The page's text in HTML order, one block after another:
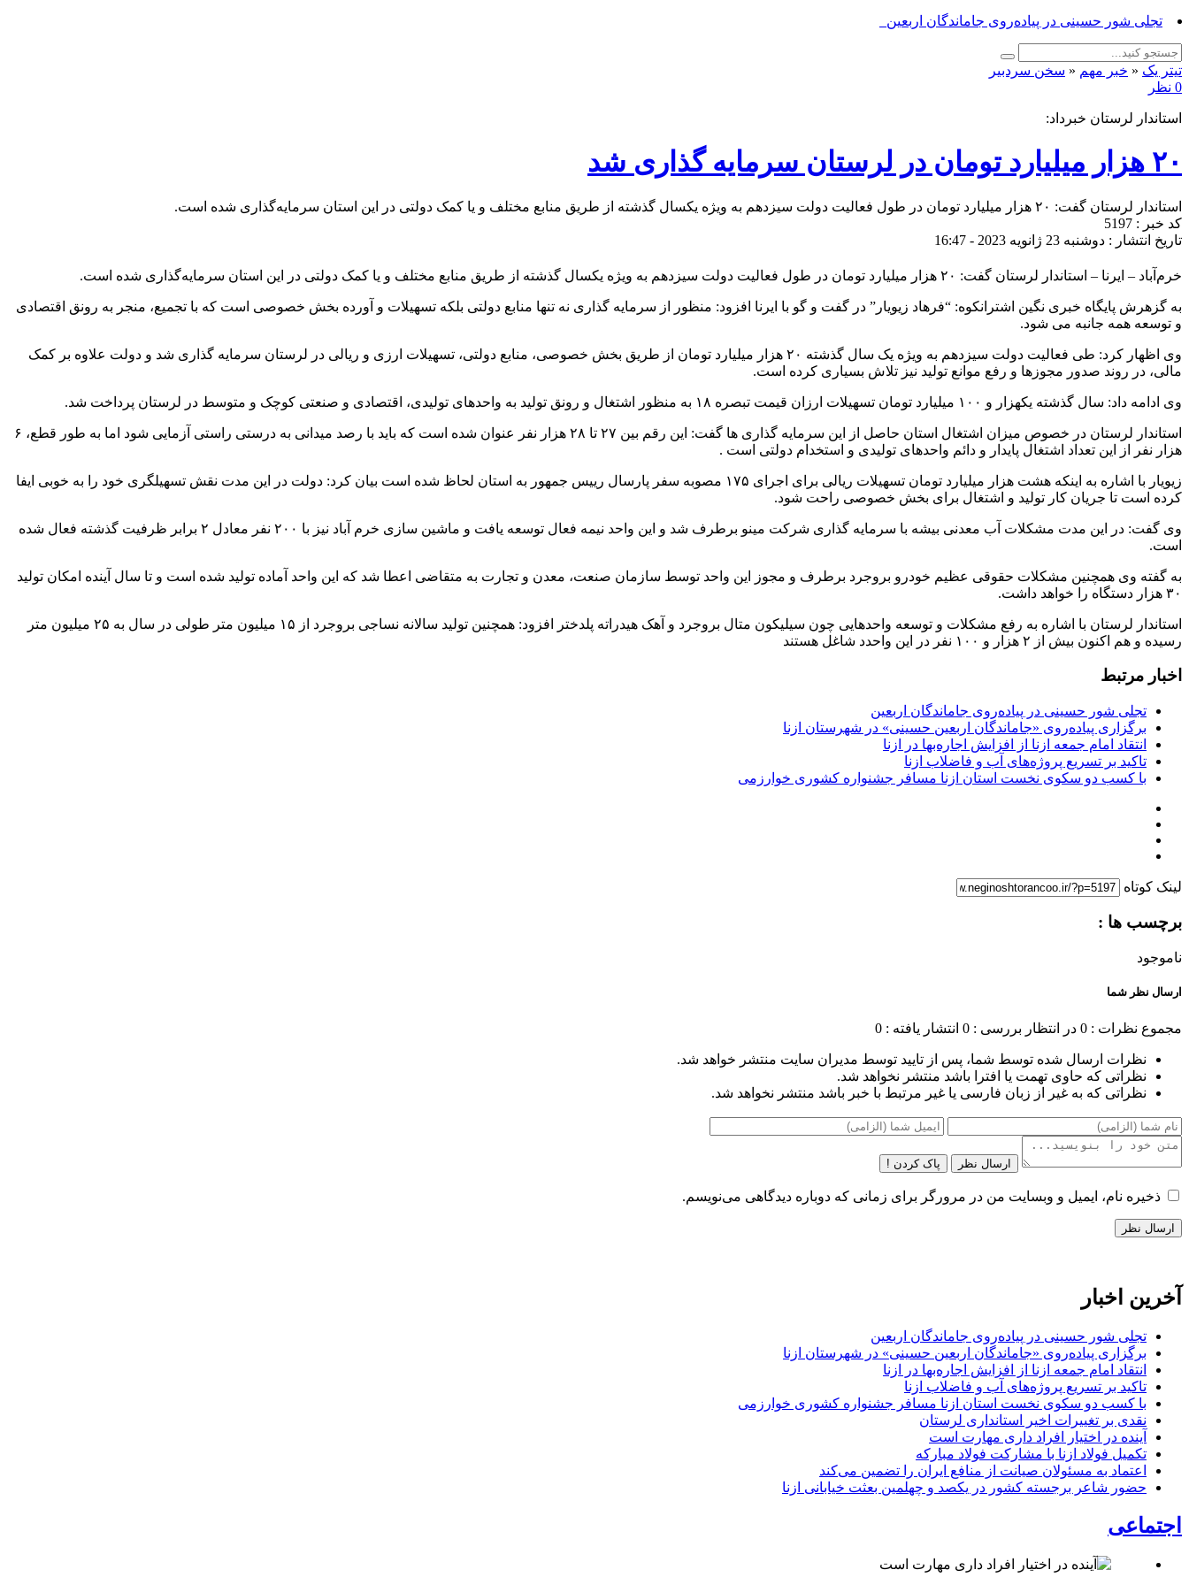
برگزاری پ_
تیتر یک « خبر مهم « سخن سردبیر
0 نظر
استاندار لرستان خبرداد:
۲۰ هزار میلیارد تومان در لرستان سرمایه گذاری شد
استاندار لرستان گفت: ۲۰ هزار میلیارد تومان در طول فعالیت دولت سیزدهم به ویژه یکسال گذشته از طریق منابع مختلف و یا کمک دولتی در این استان سرمایه‌گذاری شده است.
کد خبر : 5197
تاریخ انتشار : دوشنبه 23 ژانویه 2023 - 16:47
خرم‌آباد – ایرنا – استاندار لرستان گفت: ۲۰ هزار میلیارد تومان در طول فعالیت دولت سیزدهم به ویژه یکسال گذشته از طریق منابع مختلف و یا کمک دولتی در این استان سرمایه‌گذاری شده است.
به گزهرش پایگاه خبری نگین اشترانکوه: “فرهاد زیویار” در گفت و گو با ایرنا افزود: منظور از سرمایه گذاری نه تنها منابع دولتی بلکه تسهیلات و آورده بخش خصوصی است که با تجمیع، منجر به رونق اقتصادی
و توسعه همه جانبه می شود.
وی اظهار کرد: طی فعالیت دولت سیزدهم به ویژه یک سال گذشته ۲۰ هزار میلیارد تومان از طریق بخش خصوصی، منابع دولتی، تسهیلات ارزی و ریالی در لرستان سرمایه گذاری شد و دولت علاوه بر کمک
مالی، در روند صدور مجوزها و رفع موانع تولید نیز تلاش بسیاری کرده است.
وی ادامه داد: سال گذشته یکهزار و ۱۰۰ میلیارد تومان تسهیلات ارزان قیمت تبصره ۱۸ به منظور اشتغال و رونق تولید به واحدهای تولیدی، اقتصادی و صنعتی کوچک و متوسط در لرستان پرداخت شد.
استاندار لرستان در خصوص میزان اشتغال استان حاصل از این سرمایه گذاری ها گفت: این رقم بین ۲۷ تا ۲۸ هزار نفر عنوان شده است که باید با رصد میدانی به درستی راستی آزمایی شود اما به طور قطع، ۶
هزار نفر از این تعداد اشتغال پایدار و دائم واحدهای تولیدی و استخدام دولتی است .
زیویار با اشاره به اینکه هشت هزار میلیارد تومان تسهیلات ریالی برای اجرای ۱۷۵ مصوبه سفر پارسال رییس جمهور به استان لحاظ شده است بیان کرد: دولت در این مدت نقش تسهیلگری خود را به خوبی ایفا
کرده است تا جریان کار تولید و اشتغال برای بخش خصوصی راحت شود.
وی گفت: در این مدت مشکلات آب معدنی بیشه با سرمایه گذاری شرکت مینو برطرف شد و این واحد نیمه فعال توسعه یافت و ماشین سازی خرم آباد نیز با ۲۰۰ نفر معادل ۲ برابر ظرفیت گذشته فعال شده
است.
به گفته وی همچنین مشکلات حقوقی عظیم خودرو بروجرد برطرف و مجوز این واحد توسط سازمان صنعت، معدن و تجارت به متقاضی اعطا شد که این واحد آماده تولید شده است و تا سال آینده امکان تولید
۳۰ هزار دستگاه را خواهد داشت.
استاندار لرستان با اشاره به رفع مشکلات و توسعه واحدهایی چون سیلیکون متال بروجرد و آهک هیدراته پلدختر افزود: همچنین تولید سالانه نساجی بروجرد از ۱۵ میلیون متر طولی در سال به ۲۵ میلیون متر
رسیده و هم اکنون بیش از ۲ هزار و ۱۰۰ نفر در این واحدد شاغل هستند
اخبار مرتبط
تجلی شور حسینی در پیاده‌روی جاماندگان اربعین
برگزاری پیاده‌روی «جاماندگان اربعین حسینی» در شهرستان ازنا
انتقاد امام جمعه ازنا از افزایش اجاره‌بها در ازنا
تاکید بر تسریع پروژه‌های آب و فاضلاب ازنا
با کسب دو سکوی نخست استان ازنا مسافر جشنواره کشوری خوارزمی
لینک کوتاه
برچسب ها :
ناموجود
ارسال نظر شما
مجموع نظرات : 0 در انتظار بررسی : 0 انتشار یافته : 0
نظرات ارسال شده توسط شما، پس از تایید توسط مدیران سایت منتشر خواهد شد.
نظراتی که حاوی تهمت یا افترا باشد منتشر نخواهد شد.
نظراتی که به غیر از زبان فارسی یا غیر مرتبط با خبر باشد منتشر نخواهد شد.
ارسال نظر پاک کردن !
ذخیره نام، ایمیل و وبسایت من در مرورگر برای زمانی که دوباره دیدگاهی می‌نویسم.
آخرین اخبار
تجلی شور حسینی در پیاده‌روی جاماندگان اربعین
برگزاری پیاده‌روی «جاماندگان اربعین حسینی» در شهرستان ازنا
انتقاد امام جمعه ازنا از افزایش اجاره‌بها در ازنا
تاکید بر تسریع پروژه‌های آب و فاضلاب ازنا
با کسب دو سکوی نخست استان ازنا مسافر جشنواره کشوری خوارزمی
نقدی بر تغییرات اخیر استانداری لرستان
آینده در اختیار افراد داری مهارت است
تکمیل فولاد ازنا با مشارکت فولاد مبارکه
اعتماد به مسئولان صیانت از منافع ایران را تضمین می‌کند
حضور شاعر برجسته کشور در یکصد و چهلمین بعثت خیابانی ازنا
اجتماعی